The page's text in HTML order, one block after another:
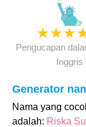
★★★
Pengucapan
Inggris
Generator
Nama yang
adalah: Riska